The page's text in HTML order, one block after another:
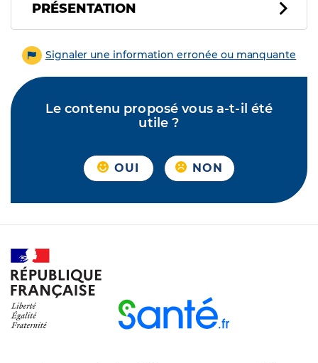
PRÉSENTATION
Signaler une information erronée ou manquante
Le contenu proposé vous a-t-il été
utile ?
OUI NON